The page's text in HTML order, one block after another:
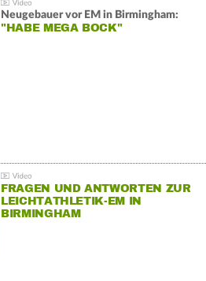
Neugebauer vor EM in Birmingham:
"HABE MEGA BOCK"
FRAGEN UND ANTWORTEN ZUR
LEICHTATHLETIK-EM IN
BIRMINGHAM